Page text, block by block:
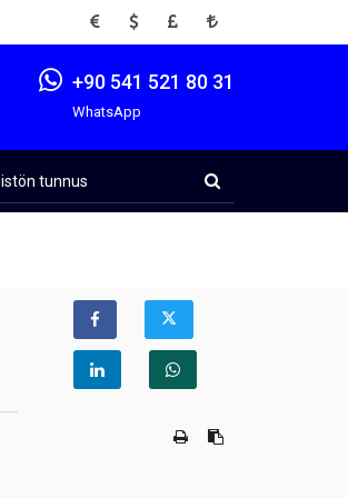
EUR USD GBP TRY
+90 541 521 80 31
WhatsApp